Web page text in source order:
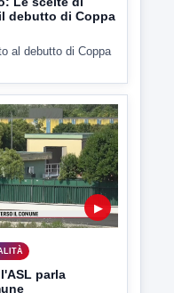
▶
Le scelte di
debutto di Coppa
al debutto di Coppa